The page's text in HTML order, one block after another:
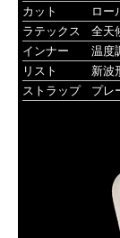
カット
ロー
ラテックス
全天
インナー
温度
リスト
新波
ストラップ
プレ